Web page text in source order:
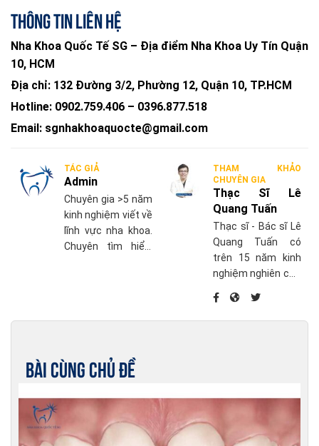
Thông tin liên hệ
Nha Khoa Quốc Tế SG – Địa điểm Nha Khoa Uy Tín Quận
10, HCM
Địa chỉ: 132 Đường 3/2, Phường 12, Quận 10, TP.HCM
Hotline: 0902.759.406 – 0396.877.518
Email: sgnhakhoaquocte@gmail.com
TÁC GIẢ
Admin
Chuyên gia >5 năm
kinh nghiệm viết về
lĩnh vực nha khoa.
Chuyên tìm hiểu,
THAM KHẢO
CHUYÊN GIA
Thạc Sĩ Lê
Quang Tuấn
Thạc sĩ - Bác sĩ Lê
Quang Tuấn có
trên 15 năm kinh
nghiệm nghiên cứu
trị nha chu và điều
trị phục hồi khác
Implant.
Bài cùng chủ đề